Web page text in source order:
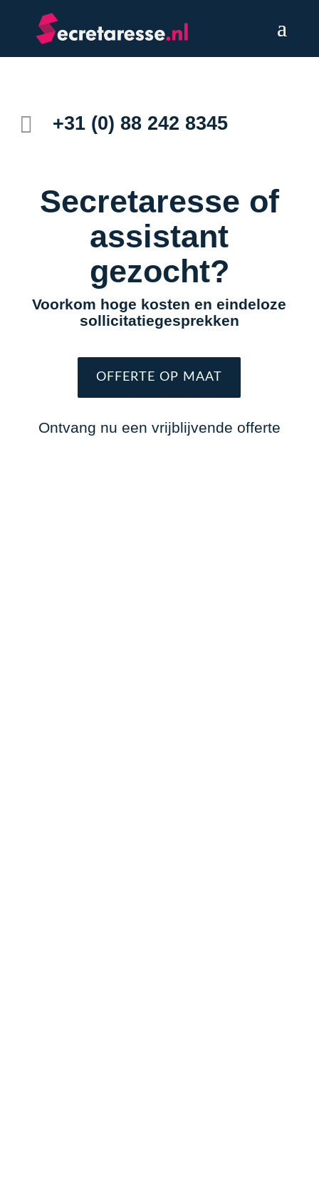
 +31 (0) 88 242 8345
Secretaresse of
assistant
gezocht?
Voorkom hoge kosten en eindeloze
sollicitatiegesprekken
OFFERTE OP MAAT
Ontvang nu een vrijblijvende offerte